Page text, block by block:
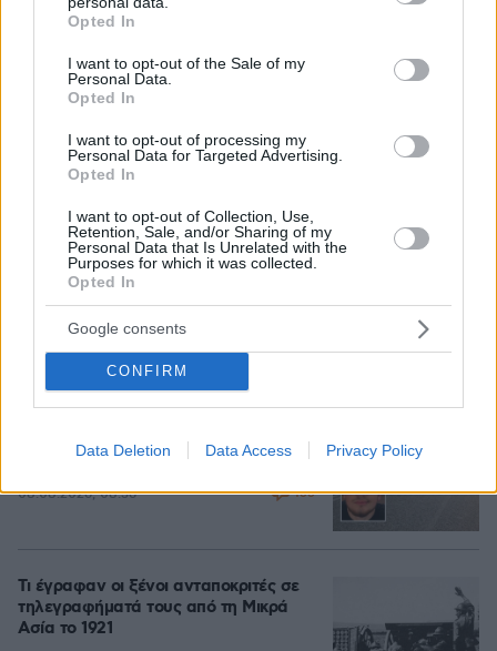
grant or deny consent to Google and its third-party tags to
use your data for below specified purposes in below Google
consent section.
Opted In
I want to opt-out of the Sale of my
Personal Data.
Opted In
I want to opt-out of processing my
Personal Data for Targeted Advertising.
Opted In
I want to opt-out of Collection, Use,
Retention, Sale, and/or Sharing of my
Personal Data that Is Unrelated with the
Purposes for which it was collected.
Opted In
Google consents
CONFIRM
Data Deletion Data Access Privacy Policy
Εντοπίστηκε η «Αράχνη» του Άσαντ:
Πώς ένα ξεχασμένο σημειωματάριο
οδήγησε στα ίχνη του διαβόητου
αρχικατασκόπου
08.08.2026, 10:56
εκκλησάκι των Αγίων Ισιδώρων στον
Λυκαβηττό
πριν μία ώρα
Καρέ-καρέ η ανάλυση του τροχαίου
γιο: Τι λέει πραγματογνώμονας στο
protothema
08.08.2026, 08:36 155
Τι έγραφαν οι ξένοι ανταποκριτές σε
τηλεγραφήματά τους από τη Μικρά
Ασία το 1921